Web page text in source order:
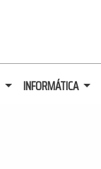
INFORMÁTICA